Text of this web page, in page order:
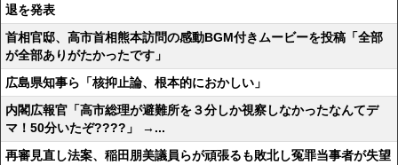
退を発表
首相官邸、高市首相熊本訪問の感動BGM付きムービーを投稿「全部
が全部ありがたかったです」
広島県知事ら「核抑止論、根本的におかしい」
内閣広報官「高市総理が避難所を３分しか視察しなかったなんてデ
マ！50分いたぞ????」 →...
再審見直し法案、稲田朋美議員らが頑張るも敗北し冤罪当事者が失望